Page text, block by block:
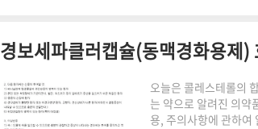
경보세파클러캡슐(동맥경화용제)
오늘은 콜레스테롤의
는 약으로 알려진 의
용, 주의사항에 관하여